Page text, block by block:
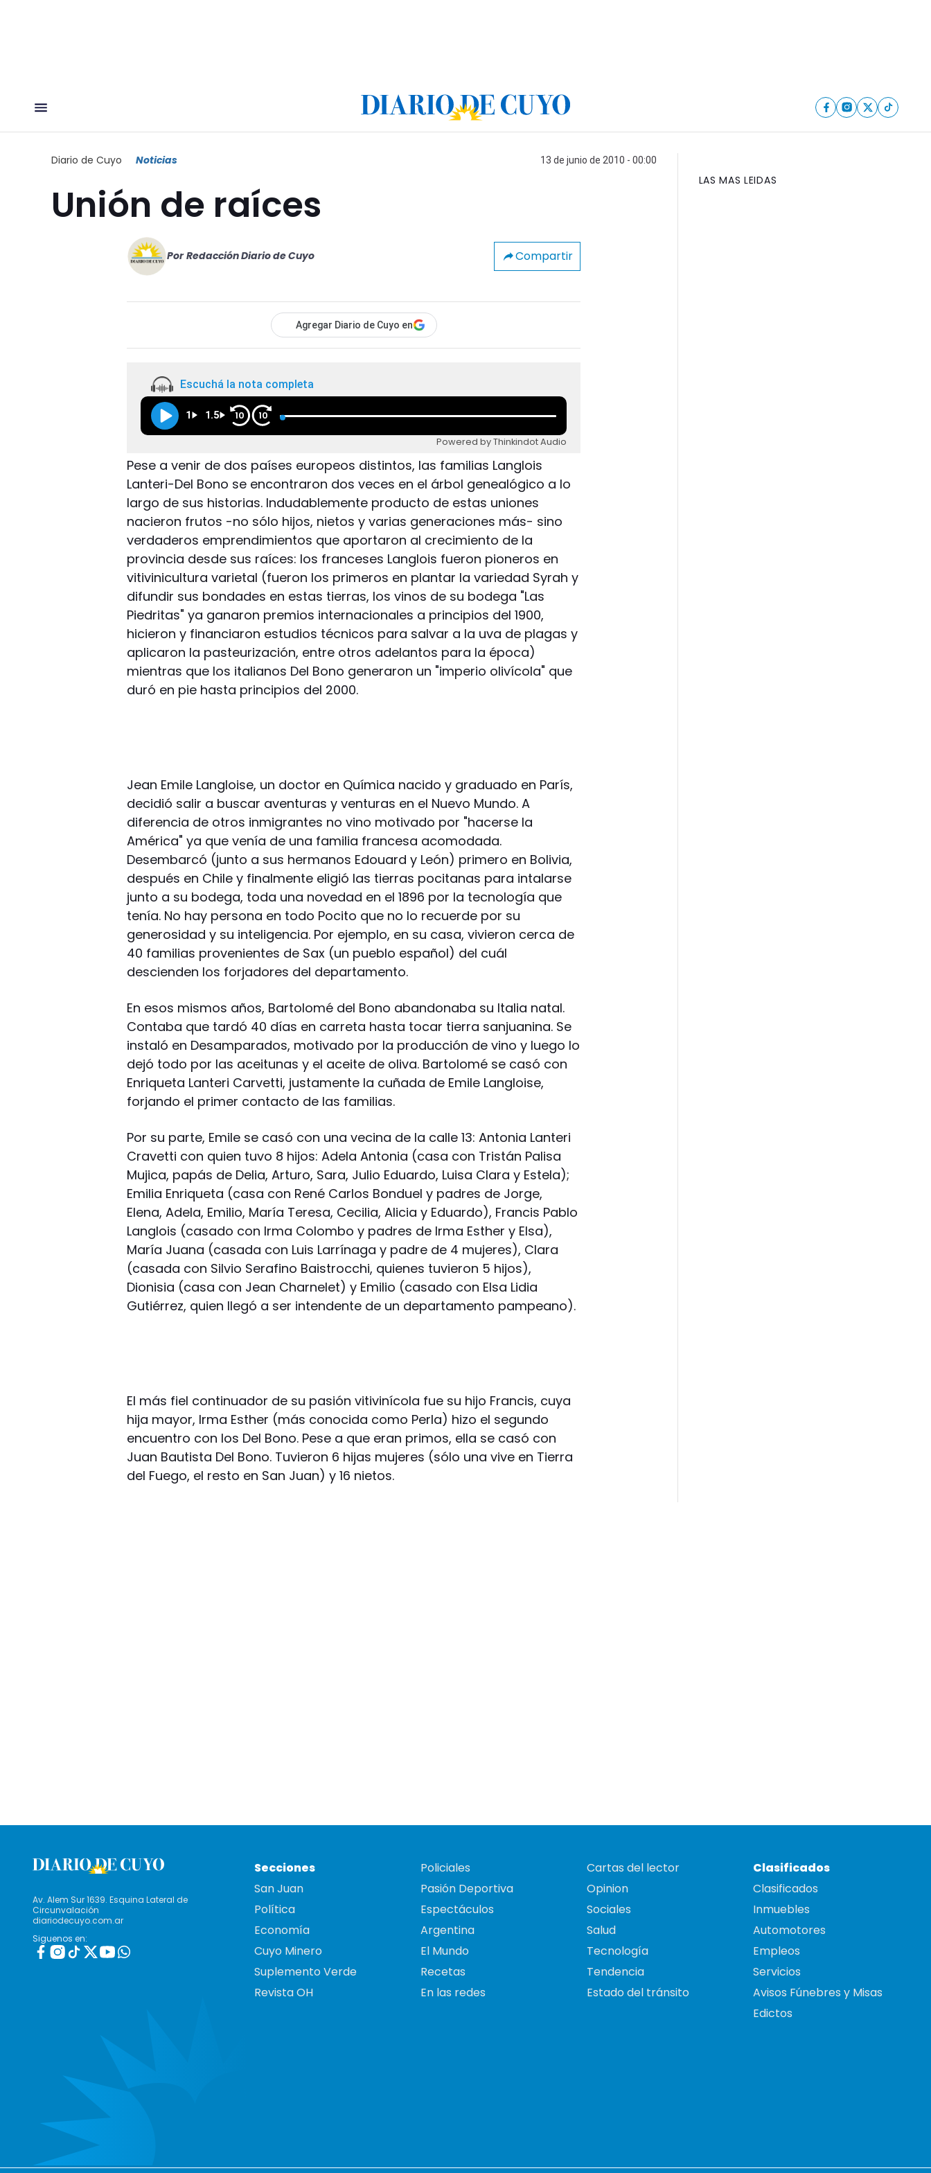
Diario de Cuyo Noticias 13 de junio de 2010 - 00:00
Unión de raíces
Por Redacción Diario de Cuyo Compartir
Agregar Diario de Cuyo en
Escuchá la nota completa
1 1.5 10 10
Powered by Thinkindot Audio
Pese a venir de dos países europeos distintos, las familias Langlois
Lanteri-Del Bono se encontraron dos veces en el árbol genealógico a lo
largo de sus historias. Indudablemente producto de estas uniones
nacieron frutos -no sólo hijos, nietos y varias generaciones más- sino
verdaderos emprendimientos que aportaron al crecimiento de la
provincia desde sus raíces: los franceses Langlois fueron pioneros en
vitivinicultura varietal (fueron los primeros en plantar la variedad Syrah y
difundir sus bondades en estas tierras, los vinos de su bodega "Las
Piedritas" ya ganaron premios internacionales a principios del 1900,
hicieron y financiaron estudios técnicos para salvar a la uva de plagas y
aplicaron la pasteurización, entre otros adelantos para la época)
mientras que los italianos Del Bono generaron un "imperio olivícola" que
duró en pie hasta principios del 2000.
Jean Emile Langloise, un doctor en Química nacido y graduado en París,
decidió salir a buscar aventuras y venturas en el Nuevo Mundo. A
diferencia de otros inmigrantes no vino motivado por "hacerse la
América" ya que venía de una familia francesa acomodada.
Desembarcó (junto a sus hermanos Edouard y León) primero en Bolivia,
después en Chile y finalmente eligió las tierras pocitanas para intalarse
junto a su bodega, toda una novedad en el 1896 por la tecnología que
tenía. No hay persona en todo Pocito que no lo recuerde por su
generosidad y su inteligencia. Por ejemplo, en su casa, vivieron cerca de
40 familias provenientes de Sax (un pueblo español) del cuál
descienden los forjadores del departamento.
En esos mismos años, Bartolomé del Bono abandonaba su Italia natal.
Contaba que tardó 40 días en carreta hasta tocar tierra sanjuanina. Se
instaló en Desamparados, motivado por la producción de vino y luego lo
dejó todo por las aceitunas y el aceite de oliva. Bartolomé se casó con
Enriqueta Lanteri Carvetti, justamente la cuñada de Emile Langloise,
forjando el primer contacto de las familias.
Por su parte, Emile se casó con una vecina de la calle 13: Antonia Lanteri
Cravetti con quien tuvo 8 hijos: Adela Antonia (casa con Tristán Palisa
Mujica, papás de Delia, Arturo, Sara, Julio Eduardo, Luisa Clara y Estela);
Emilia Enriqueta (casa con René Carlos Bonduel y padres de Jorge,
Elena, Adela, Emilio, María Teresa, Cecilia, Alicia y Eduardo), Francis Pablo
Langlois (casado con Irma Colombo y padres de Irma Esther y Elsa),
María Juana (casada con Luis Larrínaga y padre de 4 mujeres), Clara
(casada con Silvio Serafino Baistrocchi, quienes tuvieron 5 hijos),
Dionisia (casa con Jean Charnelet) y Emilio (casado con Elsa Lidia
Gutiérrez, quien llegó a ser intendente de un departamento pampeano).
El más fiel continuador de su pasión vitivinícola fue su hijo Francis, cuya
hija mayor, Irma Esther (más conocida como Perla) hizo el segundo
encuentro con los Del Bono. Pese a que eran primos, ella se casó con
Juan Bautista Del Bono. Tuvieron 6 hijas mujeres (sólo una vive en Tierra
del Fuego, el resto en San Juan) y 16 nietos.
LAS MAS LEIDAS
Av. Alem Sur 1639. Esquina Lateral de
Circunvalación
diariodecuyo.com.ar
Siguenos en:
Secciones
San Juan
Política
Economía
Cuyo Minero
Suplemento Verde
Revista OH
Policiales
Pasión Deportiva
Espectáculos
Argentina
El Mundo
Recetas
En las redes
Cartas del lector
Opinion
Sociales
Salud
Tecnología
Tendencia
Estado del tránsito
Clasificados
Clasificados
Inmuebles
Automotores
Empleos
Servicios
Avisos Fúnebres y Misas
Edictos